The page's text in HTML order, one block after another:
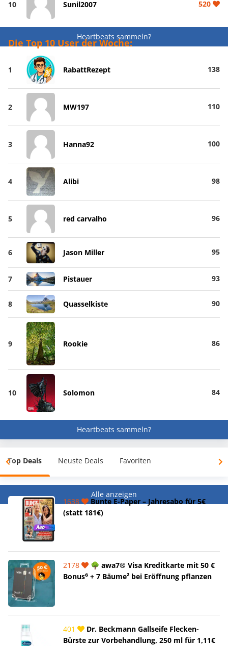
10 Sunil2007 520
Heartbeats sammeln?
Die Top 10 User der Woche:
1 RabattRezept 138
2 MW197 110
3 Hanna92 100
4 Alibi 98
5 red carvalho 96
6 Jason Miller 95
7 Pistauer 93
8 Quasselkiste 90
9 Rookie 86
10 Solomon 84
Heartbeats sammeln?
Top Deals Neuste Deals Favoriten
Alle anzeigen
1638
Bunte E-Paper – Jahresabo für 5€
(statt 181€)
2178
🌳 awa7® Visa Kreditkarte mit 50 €
Bonus⁶ + 7 Bäume² bei Eröffnung pflanzen
401
Dr. Beckmann Gallseife Flecken-
Bürste zur Vorbehandlung, 250 ml für 1,11€